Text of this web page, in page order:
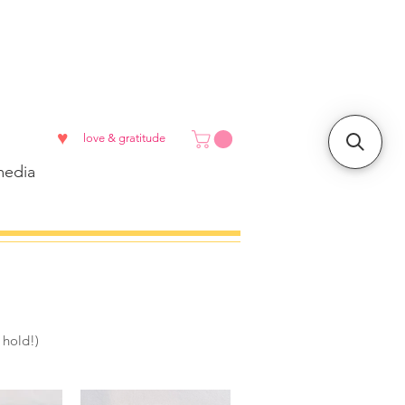
love & gratitude
♥